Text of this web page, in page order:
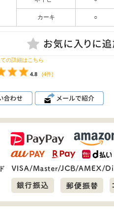
カーキ ○
の詳細はこちら
4.8 (4件)